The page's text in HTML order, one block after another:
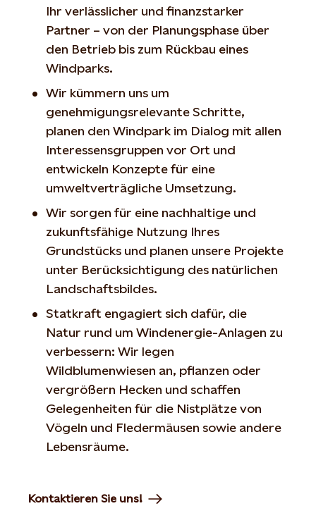
Ihr verlässlicher und finanzstarker
Partner – von der Planungsphase über
den Betrieb bis zum Rückbau eines
Windparks.
Wir kümmern uns um
genehmigungsrelevante Schritte,
planen den Windpark im Dialog mit allen
Interessensgruppen vor Ort und
entwickeln Konzepte für eine
umweltverträgliche Umsetzung.
Wir sorgen für eine nachhaltige und
zukunftsfähige Nutzung Ihres
Grundstücks und planen unsere Projekte
unter Berücksichtigung des natürlichen
Landschaftsbildes.
Statkraft engagiert sich dafür, die
Natur rund um Windenergie-Anlagen zu
verbessern: Wir legen
Wildblumenwiesen an, pflanzen oder
vergrößern Hecken und schaffen
Gelegenheiten für die Nistplätze von
Vögeln und Fledermäusen sowie andere
Lebensräume.
Kontaktieren Sie uns!